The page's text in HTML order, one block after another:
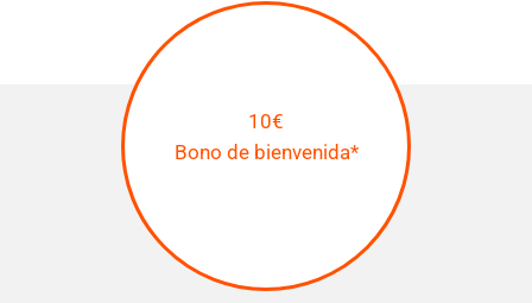
10€
Bono de bienvenida*